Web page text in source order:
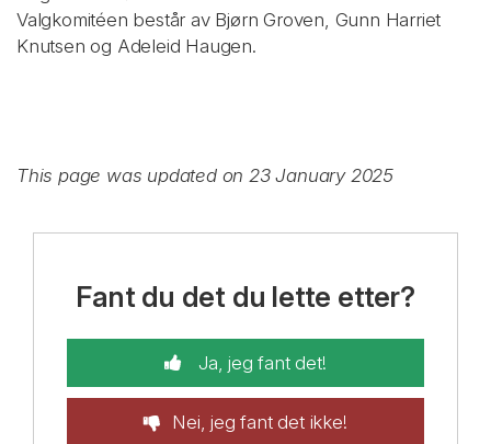
Valgkomitéen består av Bjørn Groven, Gunn Harriet
Knutsen og Adeleid Haugen.
This page was updated on 23 January 2025
Fant du det du lette etter?
Ja, jeg fant det!
Nei, jeg fant det ikke!